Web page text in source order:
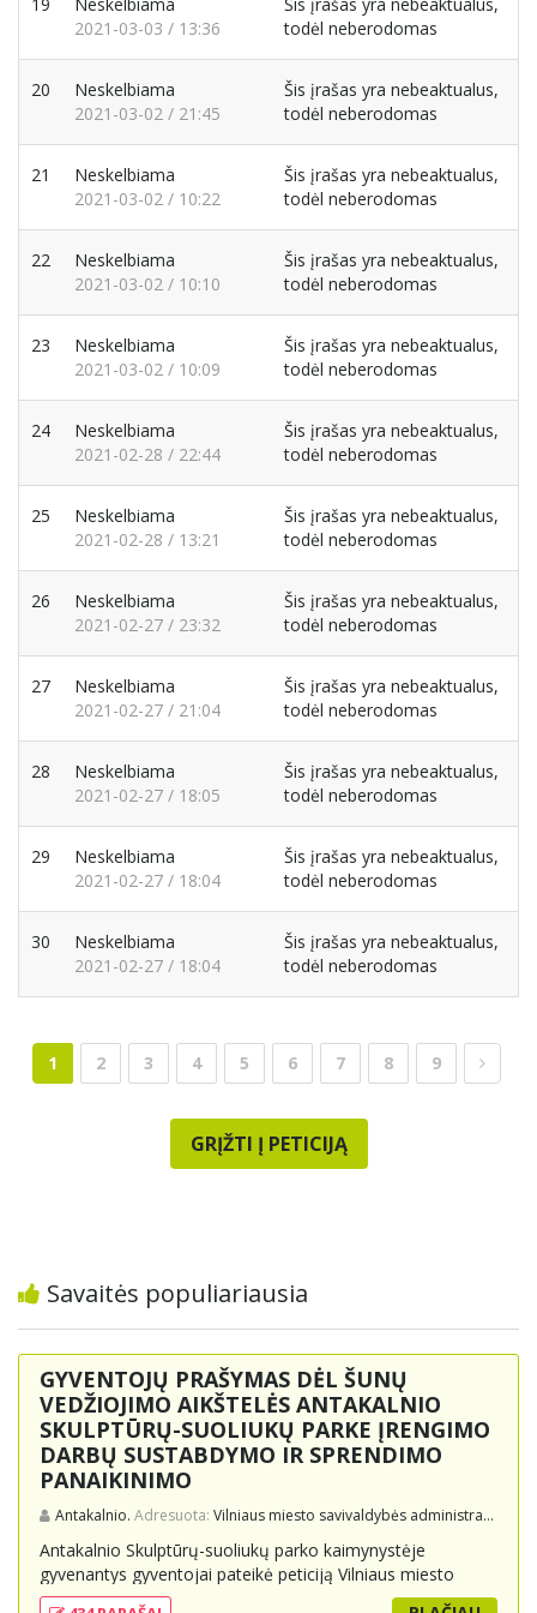
19
Neskelbiama
2021-03-03 / 13:36
Šis įrašas yra nebeaktualus,
todėl neberodomas
20
Neskelbiama
2021-03-02 / 21:45
Šis įrašas yra nebeaktualus,
todėl neberodomas
21
Neskelbiama
2021-03-02 / 10:22
Šis įrašas yra nebeaktualus,
todėl neberodomas
22
Neskelbiama
2021-03-02 / 10:10
Šis įrašas yra nebeaktualus,
todėl neberodomas
23
Neskelbiama
2021-03-02 / 10:09
Šis įrašas yra nebeaktualus,
todėl neberodomas
24
Neskelbiama
2021-02-28 / 22:44
Šis įrašas yra nebeaktualus,
todėl neberodomas
25
Neskelbiama
2021-02-28 / 13:21
Šis įrašas yra nebeaktualus,
todėl neberodomas
26
Neskelbiama
2021-02-27 / 23:32
Šis įrašas yra nebeaktualus,
todėl neberodomas
27
Neskelbiama
2021-02-27 / 21:04
Šis įrašas yra nebeaktualus,
todėl neberodomas
28
Neskelbiama
2021-02-27 / 18:05
Šis įrašas yra nebeaktualus,
todėl neberodomas
29
Neskelbiama
2021-02-27 / 18:04
Šis įrašas yra nebeaktualus,
todėl neberodomas
30
Neskelbiama
2021-02-27 / 18:04
Šis įrašas yra nebeaktualus,
todėl neberodomas
1 2 3 4 5 6 7 8 9
GRĮŽTI Į PETICIJĄ
Savaitės populiariausia
GYVENTOJŲ PRAŠYMAS DĖL ŠUNŲ
VEDŽIOJIMO AIKŠTELĖS ANTAKALNIO
SKULPTŪRŲ-SUOLIUKŲ PARKE ĮRENGIMO
DARBŲ SUSTABDYMO IR SPRENDIMO
PANAIKINIMO
Antakalnio. Adresuota: Vilniaus miesto savivaldybės administracijai, Vilniaus miesto merui
Antakalnio Skulptūrų-suoliukų parko kaimynystėje
gyvenantys gyventojai pateikė peticiją Vilniaus miesto
savivaldybei, prašydami sustabdyti ir panaikinti sprendimą